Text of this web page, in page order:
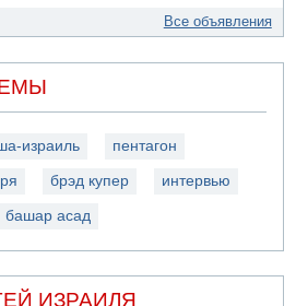
Все объявления
израиль пентагон
брэд купер интервью
башар асад
ИЗРАИЛЯ